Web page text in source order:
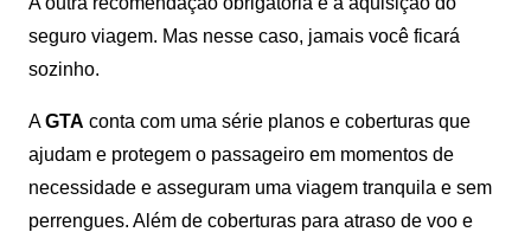
seguro viagem. Mas nesse caso, jamais você ficará
sozinho.
AGTA conta com uma série planos e coberturas que
ajudam e protegem o passageiro em momentos de
necessidade e asseguram uma viagem tranquila e sem
perrengues. Além de coberturas para atraso de voo e